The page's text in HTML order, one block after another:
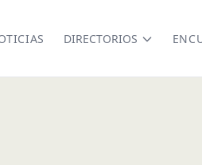
DIRECTORIOS